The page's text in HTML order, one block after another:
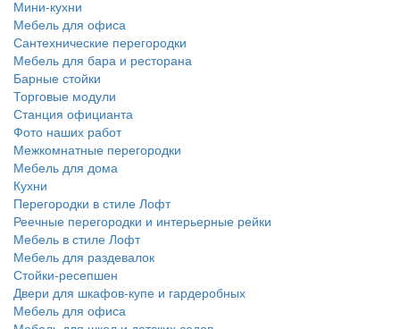
Мини-кухни
Мебель для офиса
Сантехнические перегородки
Мебель для бара и ресторана
Барные стойки
Торговые модули
Станция официанта
Фото наших работ
Межкомнатные перегородки
Мебель для дома
Кухни
Перегородки в стиле Лофт
Реечные перегородки и интерьерные рейки
Мебель в стиле Лофт
Мебель для раздевалок
Стойки-ресепшен
Двери для шкафов-купе и гардеробных
Мебель для офиса